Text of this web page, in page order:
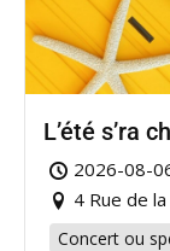
L’été s’ra
2026-08-
4 Rue de
Concert ou